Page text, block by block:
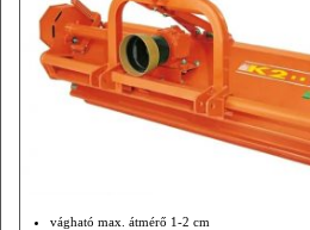
vágható max. átmérő 1-2 cm